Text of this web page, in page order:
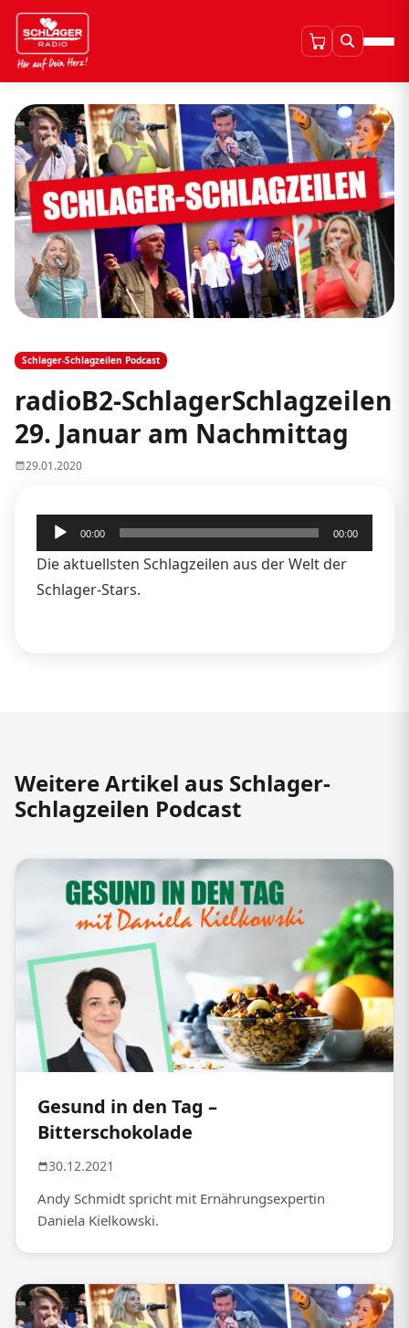
Schlager-Schlagzeilen Podcast
radioB2-SchlagerSchlagzeilen
29. Januar am Nachmittag
29.01.2020
Audio-
Player
00:00 00:00
Die aktuellsten Schlagzeilen aus der Welt der
Schlager-Stars.
Weitere Artikel aus Schlager-
Schlagzeilen Podcast
Gesund in den Tag –
Bitterschokolade
30.12.2021
Andy Schmidt spricht mit Ernährungsexpertin
Daniela Kielkowski.